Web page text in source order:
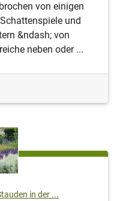
von einigen
und
&ndash; von
neben oder ...
in der ...